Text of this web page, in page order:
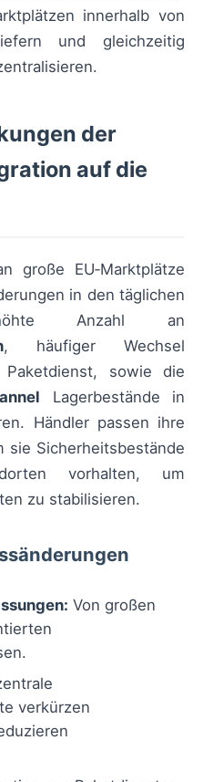
innerhalb von
und gleichzeitig
der
auf die
große EU‑Marktplätze
in den täglichen
Anzahl an
, häufiger Wechsel
sowie die
Lagerbestände in
Händler passen ihre
sie Sicherheitsbestände
vorhalten, um
zu stabilisieren.
Von großen
verkürzen